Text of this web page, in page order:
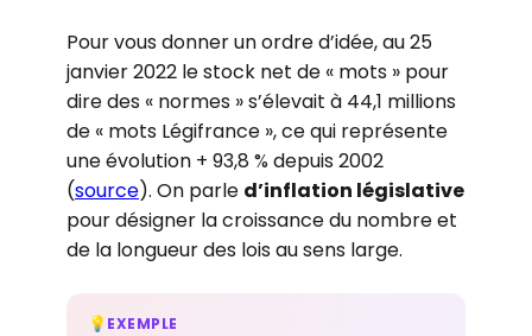
Pour vous donner un ordre d’idée, au 25
janvier 2022 le stock net de « mots » pour
dire des « normes » s’élevait à 44,1 millions
de « mots Légifrance », ce qui représente
une évolution + 93,8 % depuis 2002
(source). On parle d’inflation législative
pour désigner la croissance du nombre et
de la longueur des lois au sens large.
💡 EXEMPLE